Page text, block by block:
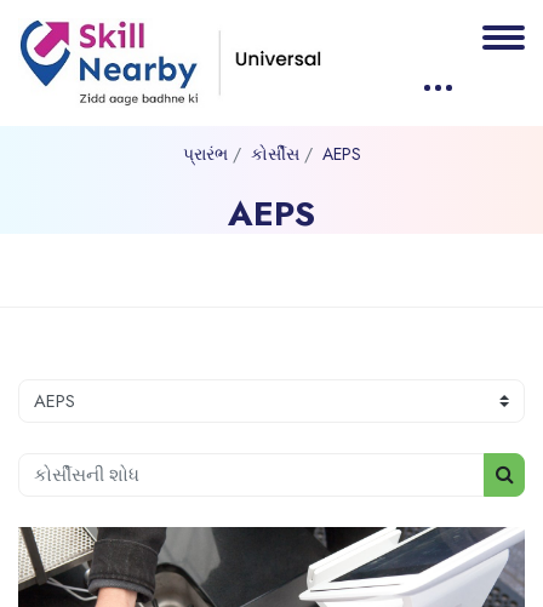
પ્રારંભ કોર્સીસ AEPS
AEPS
કોર્સ વર્ગ
કોર્સીસની શોધ